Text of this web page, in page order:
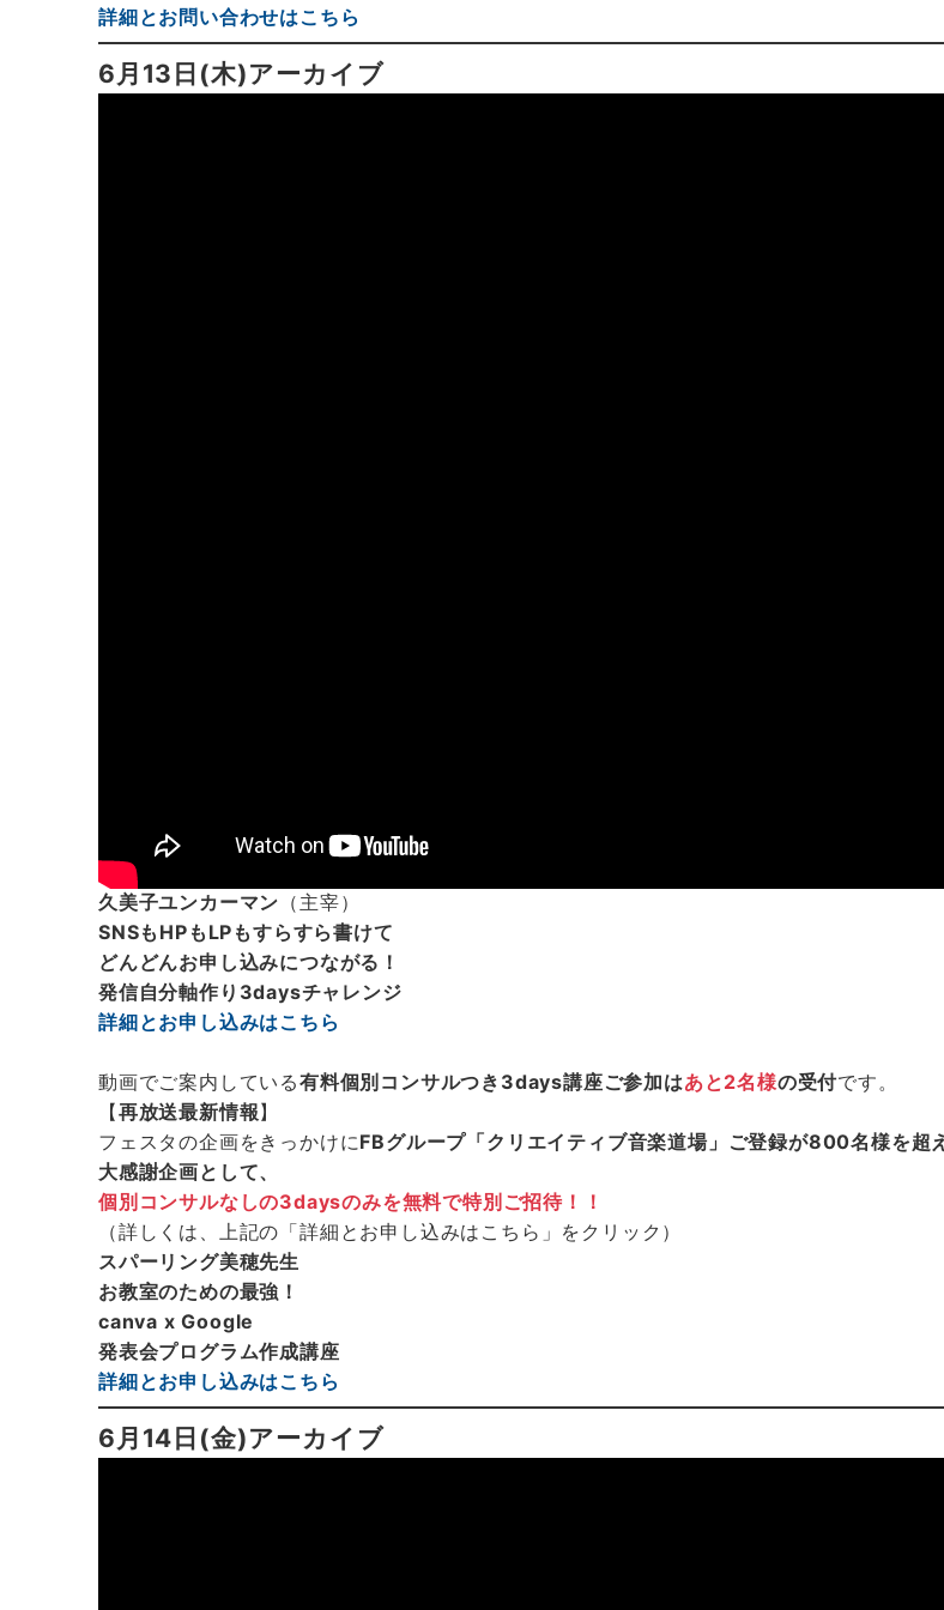
詳細とお問い合わせはこちら
6月13日(木)アーカイブ
久美子ユンカーマン （主宰）
SNSもHPもLPもすらすら書けて
どんどんお申し込みにつながる！
発信自分軸作り3daysチャレンジ
詳細とお申し込みはこちら
動画でご案内している有料個別コンサルつき3days講座ご参加はあと2名様の受付です。
【再放送最新情報】
フェスタの企画をきっかけにFBグループ「クリエイティブ音楽道場」ご登録が800名様を超
大感謝企画として、
個別コンサルなしの3daysのみを無料で特別ご招待！！
（詳しくは、上記の「詳細とお申し込みはこちら」をクリック）
スパーリング美穂先生
お教室のための最強！
canva x Google
発表会プログラム作成講座
詳細とお申し込みはこちら
6月14日(金)アーカイブ